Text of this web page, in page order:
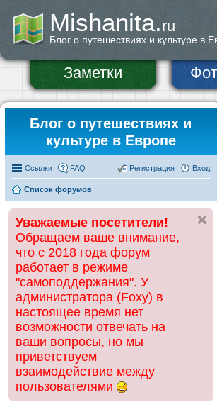
Mishanita.ru
Блог о путешествиях и культуре в
Заметки
Блог о путешествиях и
культуре в Европе
Ссылки FAQ Вход
Регистрация
Список форумов
Уважаемые посетители!
Обращаем ваше внимание,
что с 2018 года форум
работает в режиме
"самоподдержания". У
администратора (Foxy) в
настоящее время нет
возможности отвечать на
ваши вопросы, но мы
приветствуем
взаимодействие между
пользователями